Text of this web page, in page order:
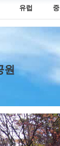
유럽
원